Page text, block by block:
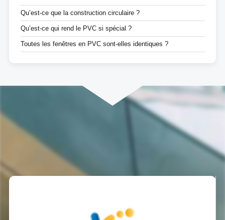
Qu’est-ce que la construction circulaire ?
Qu’est-ce qui rend le PVC si spécial ?
Toutes les fenêtres en PVC sont-elles identiques ?